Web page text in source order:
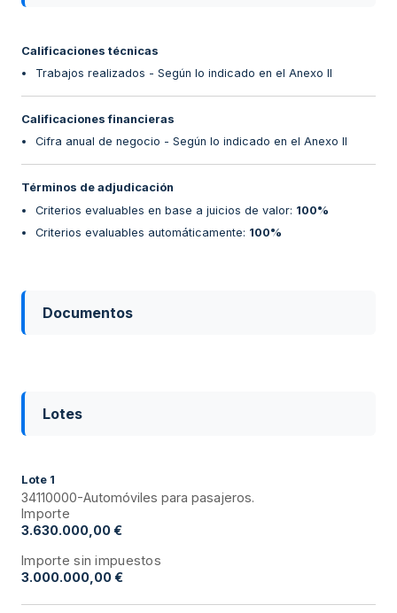
Calificaciones técnicas
Trabajos realizados - Según lo indicado en el Anexo II
Calificaciones financieras
Cifra anual de negocio - Según lo indicado en el Anexo II
Términos de adjudicación
Criterios evaluables en base a juicios de valor: 100%
Criterios evaluables automáticamente: 100%
Documentos
Lotes
Lote 1
34110000-Automóviles para pasajeros.
Importe
3.630.000,00 €
Importe sin impuestos
3.000.000,00 €